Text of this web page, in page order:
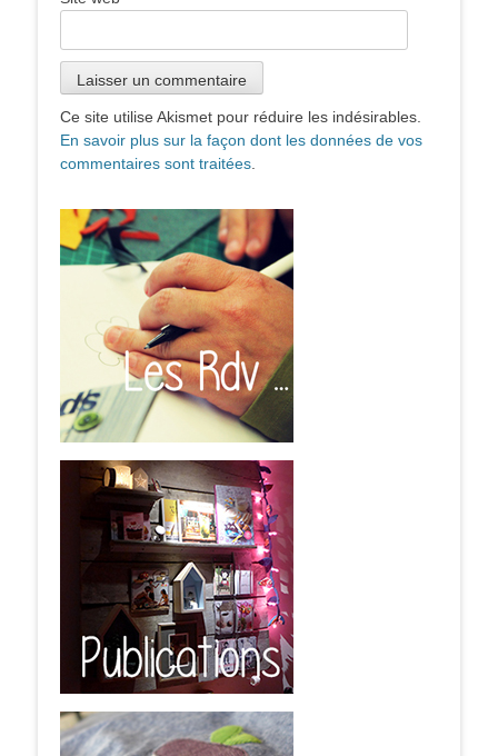
Ce site utilise Akismet pour réduire les indésirables.
En savoir plus sur la façon dont les données de vos
commentaires sont traitées.